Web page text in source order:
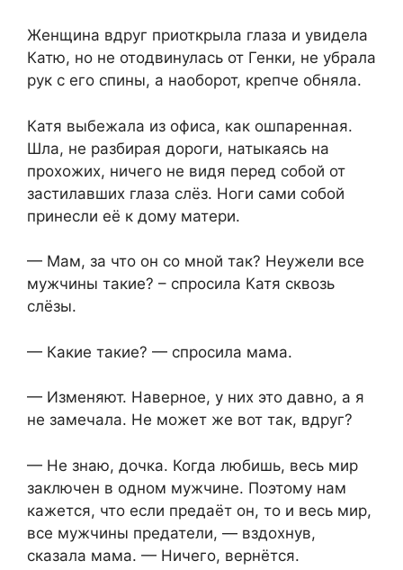
Женщина вдруг приоткрыла глаза и увидела
Катю, но не отодвинулась от Генки, не убрала
рук с его спины, а наоборот, крепче обняла.
Катя выбежала из офиса, как ошпаренная.
Шла, не разбирая дороги, натыкаясь на
прохожих, ничего не видя перед собой от
застилавших глаза слёз. Ноги сами собой
принесли её к дому матери.
— Мам, за что он со мной так? Неужели все
мужчины такие? – спросила Катя сквозь
слёзы.
— Какие такие? — спросила мама.
— Изменяют. Наверное, у них это давно, а я
не замечала. Не может же вот так, вдруг?
— Не знаю, дочка. Когда любишь, весь мир
заключен в одном мужчине. Поэтому нам
кажется, что если предаёт он, то и весь мир,
все мужчины предатели, — вздохнув,
сказала мама. — Ничего, вернётся.